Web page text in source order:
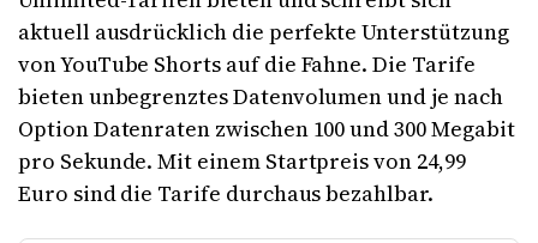
aktuell ausdrücklich die perfekte Unterstützung
von YouTube Shorts auf die Fahne. Die Tarife
bieten unbegrenztes Datenvolumen und je nach
Option Datenraten zwischen 100 und 300 Megabit
pro Sekunde. Mit einem Startpreis von 24,99
Euro sind die Tarife durchaus bezahlbar.